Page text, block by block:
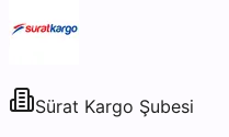
Sürat Kargo Şubesi